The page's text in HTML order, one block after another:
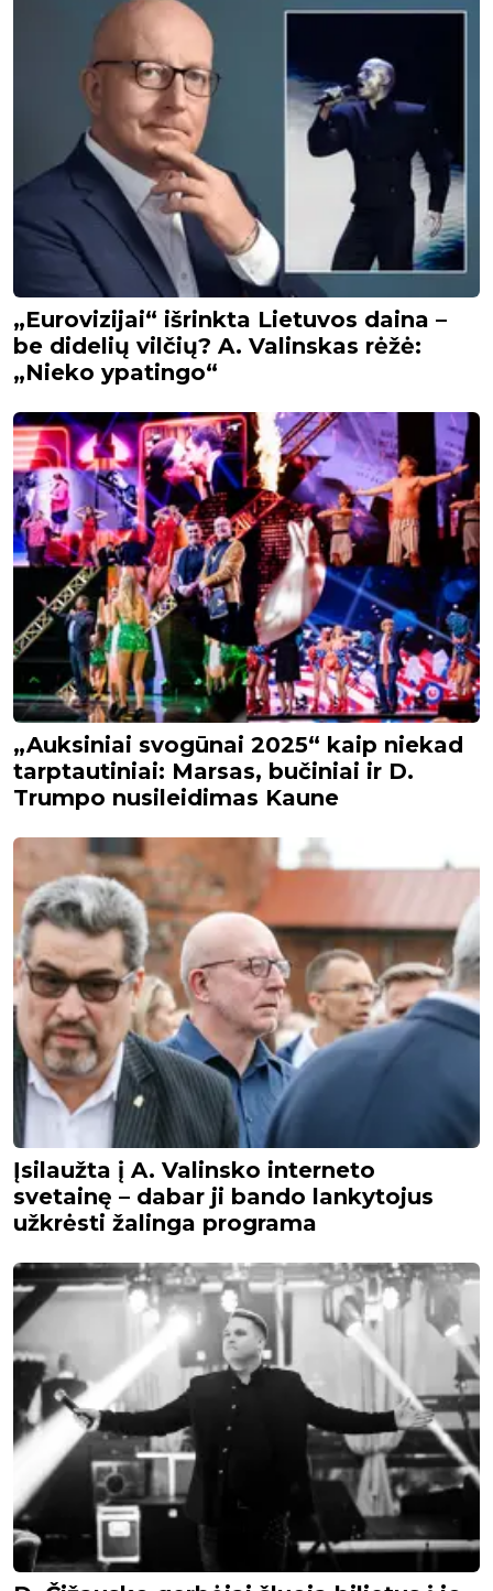
„Eurovizijai“ išrinkta Lietuvos daina –
be didelių vilčių? A. Valinskas rėžė:
„Nieko ypatingo“
„Auksiniai svogūnai 2025“ kaip niekad
tarptautiniai: Marsas, bučiniai ir D.
Trumpo nusileidimas Kaune
Įsilaužta į A. Valinsko interneto
svetainę – dabar ji bando lankytojus
užkrėsti žalinga programa